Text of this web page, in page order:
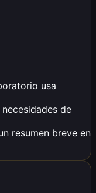
usa
de
resumen breve en